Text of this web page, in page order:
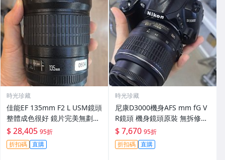
時光珍藏
佳能EF 135mm F2 L USM鏡頭
整體成色很好 鏡片完美無劃痕
功能一切正常 無拆修無-3430
$ 28,405 95折
折扣碼 直購
時光珍藏
尼康D3000機身AFS mm fG V
R鏡頭 機身鏡頭原裝 無拆修無
翻新 有輕微使用痕跡 鏡頭-34
30
$ 7,670 95折
折扣碼 直購